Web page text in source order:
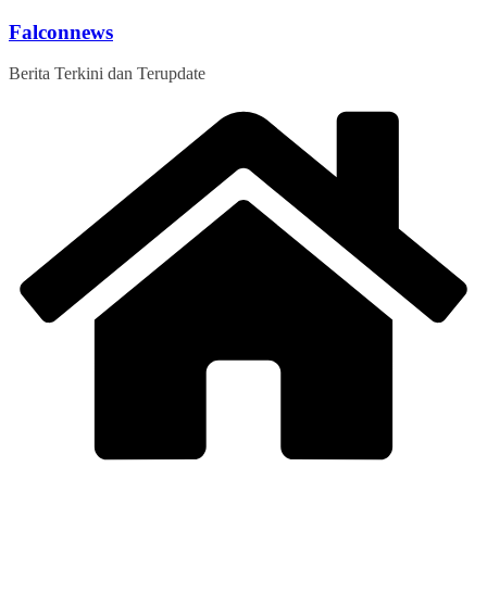
Skip
content
Falconnews
Berita Terkini dan Terupdate